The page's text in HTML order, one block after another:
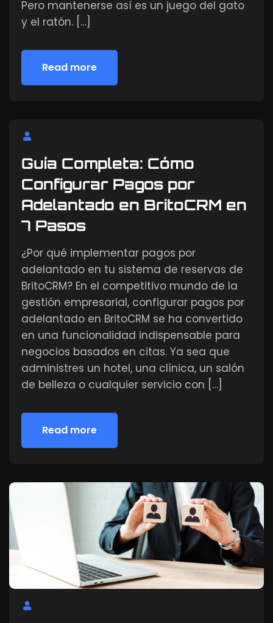
Pero mantenerse así es un juego del gato
y el ratón. […]
Read more
Guía Completa: Cómo
Configurar Pagos por
Adelantado en BritoCRM en
7 Pasos
¿Por qué implementar pagos por
adelantado en tu sistema de reservas de
BritoCRM? En el competitivo mundo de la
gestión empresarial, configurar pagos por
adelantado en BritoCRM se ha convertido
en una funcionalidad indispensable para
negocios basados en citas. Ya sea que
administres un hotel, una clínica, un salón
de belleza o cualquier servicio con […]
Read more